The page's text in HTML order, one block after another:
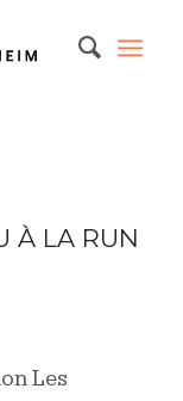
À LA RUN
Les